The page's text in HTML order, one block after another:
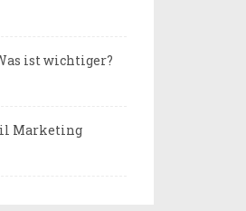
ist wichtiger?
Marketing